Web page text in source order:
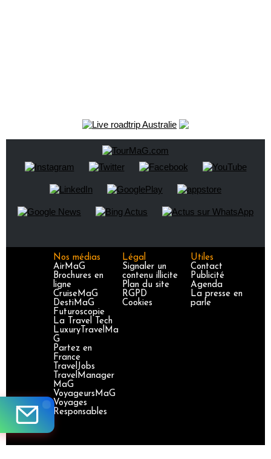
Nos médias
AirMaG
Brochures en
ligne
CruiseMaG
DestiMaG
Futuroscopie
La Travel Tech
LuxuryTravelMa
G
Partez en
France
TravelJobs
TravelManager
MaG
VoyageursMaG
Voyages
Responsables
Légal
Signaler un
contenu illicite
Plan du site
RGPD
Cookies
Utiles
Contact
Publicité
Agenda
La presse en
parle